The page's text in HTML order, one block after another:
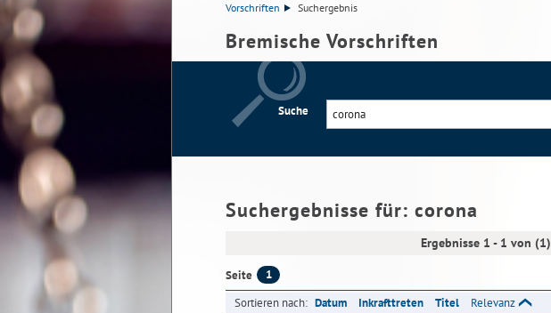
Vorschriften Suchergebnis
Bremische Vorschriften
Suche
Suchergebnisse für: corona
Ergebnisse 1 - 1 von (1)
Seite 1
Sortieren nach: Datum Inkrafttreten Titel Relevanz